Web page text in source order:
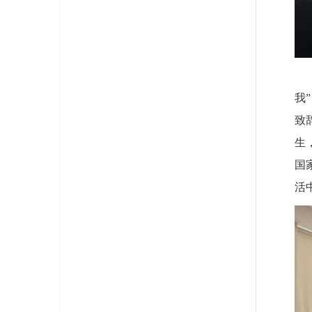
我
致
生
国
活